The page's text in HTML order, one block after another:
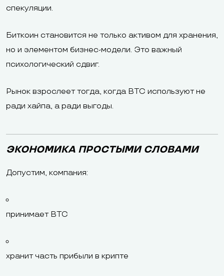
спекуляции.
Биткоин становится не только активом для хранения,
но и элементом бизнес-модели. Это важный
психологический сдвиг.
Рынок взрослеет тогда, когда BTC используют не
ради хайпа, а ради выгоды.
ЭКОНОМИКА ПРОСТЫМИ СЛОВАМИ
Допустим, компания:
принимает BTC
хранит часть прибыли в крипте